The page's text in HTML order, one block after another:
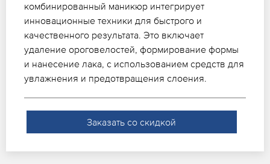
комбинированный маникюр интегрирует
инновационные техники для быстрого и
качественного результата. Это включает
удаление ороговелостей, формирование формы
и нанесение лака, с использованием средств для
увлажнения и предотвращения слоения.
Заказать со скидкой